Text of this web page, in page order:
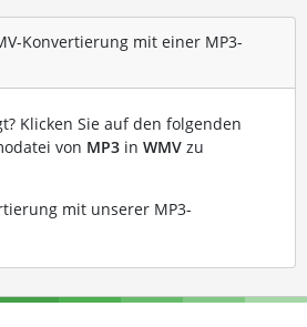
Konvertierung mit einer MP3-
Klicken Sie auf den folgenden
von MP3in WMVzu
mit unserer MP3-